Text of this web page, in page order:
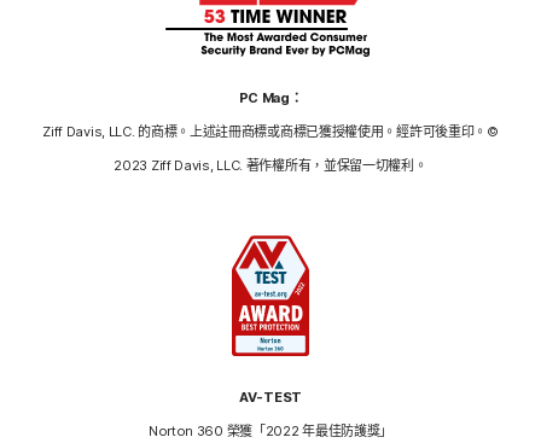
PC Mag：
Ziff Davis, LLC. 的商標。上述註冊商標或商標已獲授權使用。經許可後重印。©
2023 Ziff Davis, LLC. 著作權所有，並保留一切權利。
AV-TEST
Norton 360 榮獲「2022 年最佳防護獎」